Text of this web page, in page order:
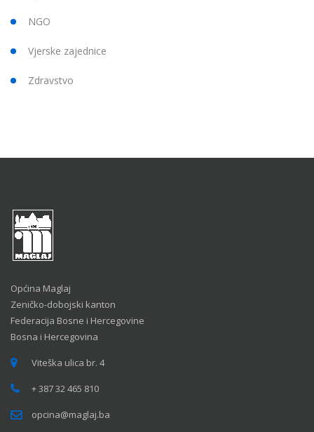
NGO
Vjerske zajednice
Zdravstvo
Općina Maglaj
Zeničko-dobojski kanton
Federacija Bosne i Hercegovine
Bosna i Hercegovina
Viteška ulica br. 4
+ 387 32 465 810
opcina@maglaj.ba